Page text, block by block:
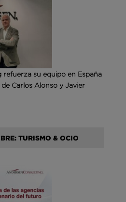
refuerza su equipo en España
Carlos Alonso y Javier
TURISMO & OCIO